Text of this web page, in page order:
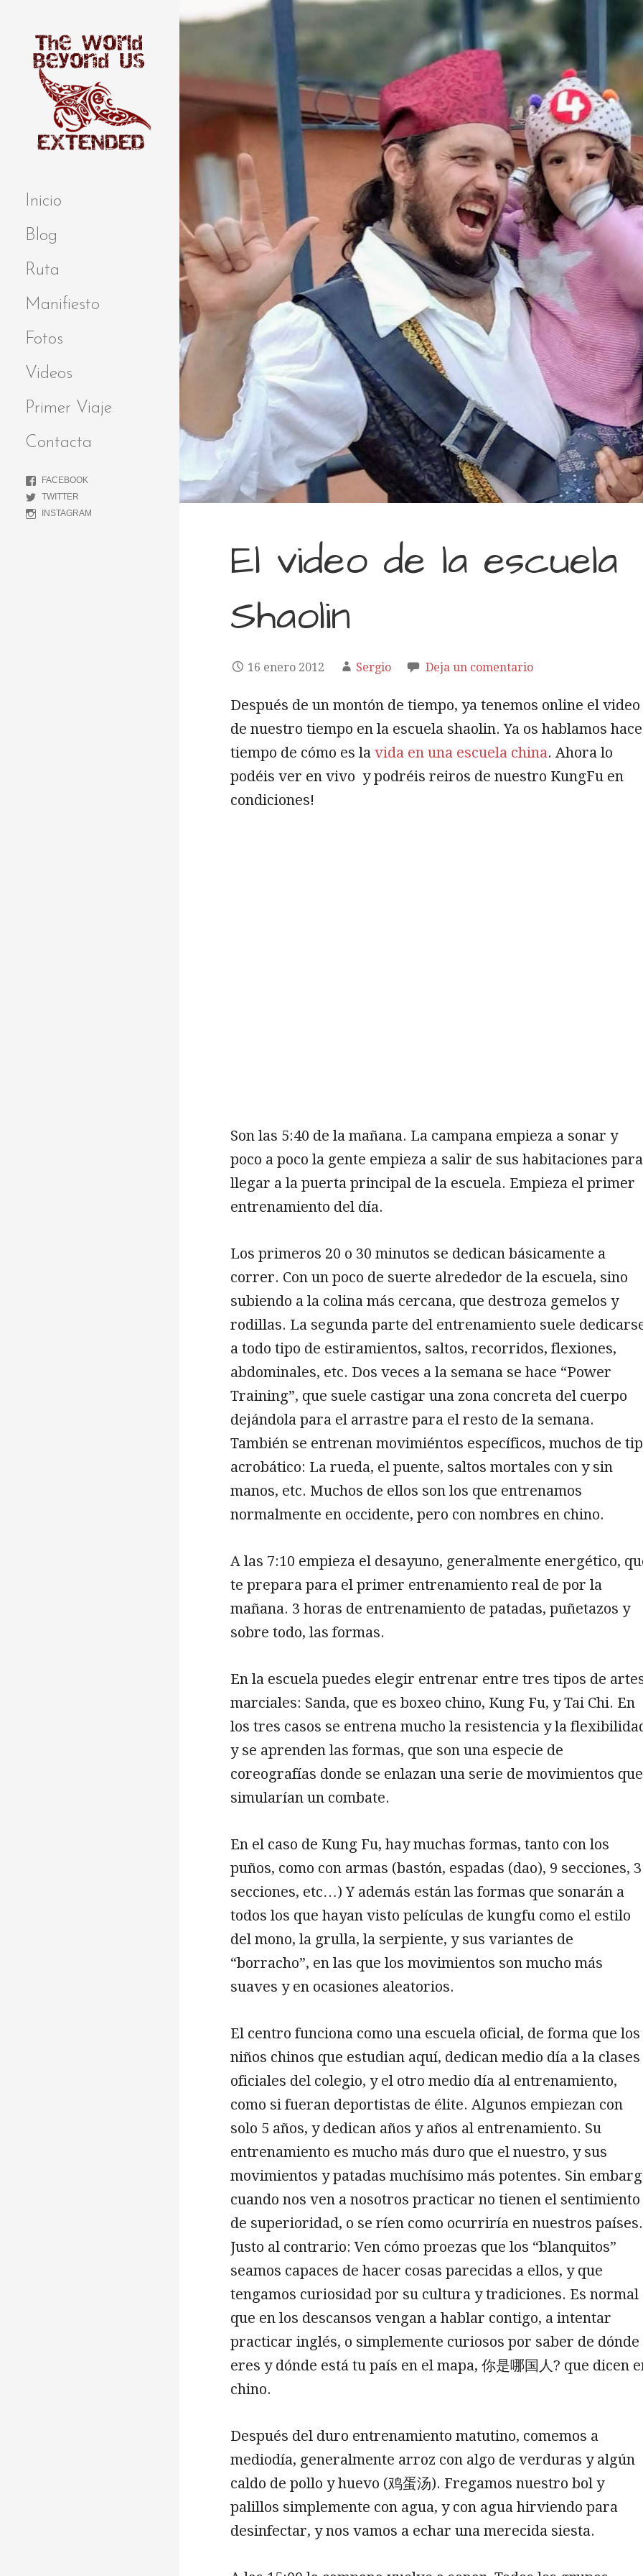
a
a
r
e
n
i
d
o
BEYOND US
Inicio
Blog
Ruta
Manifiesto
Fotos
Videos
Primer Viaje
Contacta
FACEBOOK
TWITTER
INSTAGRAM
El video de la escuela
Shaolin
16 enero 2012 Sergio Deja un comentario
Después de un montón de tiempo, ya tenemos online el video
de nuestro tiempo en la escuela shaolin. Ya os hablamos hace
tiempo de cómo es la vida en una escuela china. Ahora lo
podéis ver en vivo y podréis reiros de nuestro KungFu en
condiciones!
Son las 5:40 de la mañana. La campana empieza a sonar y
poco a poco la gente empieza a salir de sus habitaciones para
llegar a la puerta principal de la escuela. Empieza el primer
entrenamiento del día.
Los primeros 20 o 30 minutos se dedican básicamente a
correr. Con un poco de suerte alrededor de la escuela, sino
subiendo a la colina más cercana, que destroza gemelos y
rodillas. La segunda parte del entrenamiento suele
a todo tipo de estiramientos, saltos, recorridos, flexiones,
abdominales, etc. Dos veces a la semana se hace “Power
Training”, que suele castigar una zona concreta del cuerpo
dejándola para el arrastre para el resto de la semana.
También se entrenan movimiéntos específicos, muchos de
acrobático: La rueda, el puente, saltos mortales con y sin
manos, etc. Muchos de ellos son los que entrenamos
normalmente en occidente, pero con nombres en chino.
A las 7:10 empieza el desayuno, generalmente energético,
te prepara para el primer entrenamiento real de por la
mañana. 3 horas de entrenamiento de patadas, puñetazos y
sobre todo, las formas.
En la escuela puedes elegir entrenar entre tres tipos de
marciales: Sanda, que es boxeo chino, Kung Fu, y Tai Chi. En
los tres casos se entrena mucho la resistencia y la
y se aprenden las formas, que son una especie de
coreografías donde se enlazan una serie de movimientos que
simularían un combate.
En el caso de Kung Fu, hay muchas formas, tanto con los
puños, como con armas (bastón, espadas (dao), 9 secciones, 3
secciones, etc…) Y además están las formas que sonarán a
todos los que hayan visto películas de kungfu como el estilo
del mono, la grulla, la serpiente, y sus variantes de
“borracho”, en las que los movimientos son mucho más
suaves y en ocasiones aleatorios.
El centro funciona como una escuela oficial, de forma que los
niños chinos que estudian aquí, dedican medio día a la clases
oficiales del colegio, y el otro medio día al entrenamiento,
como si fueran deportistas de élite. Algunos empiezan con
solo 5 años, y dedican años y años al entrenamiento. Su
entrenamiento es mucho más duro que el nuestro, y sus
movimientos y patadas muchísimo más potentes. Sin
cuando nos ven a nosotros practicar no tienen el sentimiento
de superioridad, o se ríen como ocurriría en nuestros países.
Justo al contrario: Ven cómo proezas que los “blanquitos”
seamos capaces de hacer cosas parecidas a ellos, y que
tengamos curiosidad por su cultura y tradiciones. Es normal
que en los descansos vengan a hablar contigo, a intentar
practicar inglés, o simplemente curiosos por saber de dónde
eres y dónde está tu país en el mapa, 你是哪国人? que dicen
chino.
Después del duro entrenamiento matutino, comemos a
mediodía, generalmente arroz con algo de verduras y algún
caldo de pollo y huevo (鸡蛋汤). Fregamos nuestro bol y
palillos simplemente con agua, y con agua hirviendo para
desinfectar, y nos vamos a echar una merecida siesta.